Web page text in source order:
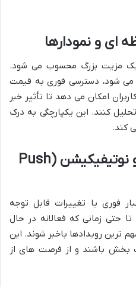
ای و نمودارها
یک مزیت بزرگ محسوب می شود.
می شود، دسترسی فوری به قیمت
امکان می دهد تا تأثیر خبر
کنند. این یکپارچگی به درک
کند.
قابلیت ارسال هشدار و نوتیفیکیشن (Push
فوری یا تغییرات قابل توجه
حتی زمانی که فعالانه در حال
ترین رویدادها باخبر شوند. این
بخش باشند و از فرصت های از